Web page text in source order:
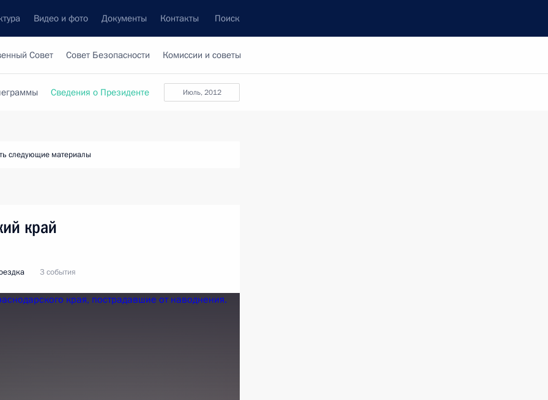
Видео и фото Документы Контакты Поиск
Совет Совет Безопасности Комиссии и советы
июль, 2012
Сведения о Президенте
следующие материалы
край
3 события